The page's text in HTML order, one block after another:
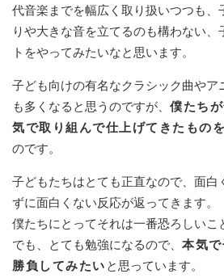
代音楽までを幅広く取り扱いつつも、
りや大きな音を立てるのも構わない、
トをやってみたいなと思います。
子ども向けの有名なクラシック曲やア
も多くなると思うのですが、 僕たち
気で取り組んで仕上げてきたもの
のです。
子どもたちはとても正直なので、面白
ずに面白くない反応が返ってきます。
僕たちにとってそれは一番恐ろしいこ
でも、とても勉強になるので、 本気で
勝負してみたい と思っています。